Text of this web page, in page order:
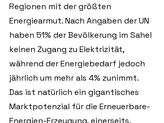
Regionen mit der größten
Energiearmut. Nach Angaben der UN
haben 51% der Bevölkerung im Sahel
keinen Zugang zu Elektrizität,
während der Energiebedarf jedoch
jährlich um mehr als 4% zunimmt.
Das ist natürlich ein gigantisches
Marktpotenzial für die Erneuerbare-
Energien-Erzeugung, einerseits.